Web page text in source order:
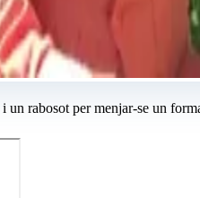
un rabosot per menjar-se un